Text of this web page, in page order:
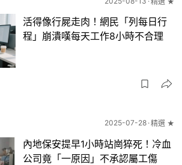
活得像行屍走肉！網民「列每日行
程」崩潰嘆每天工作8小時不合理
2025-07-28 精選 ★
內地保安提早1小時站崗猝死！冷血
公司竟「一原因」不承認屬工傷